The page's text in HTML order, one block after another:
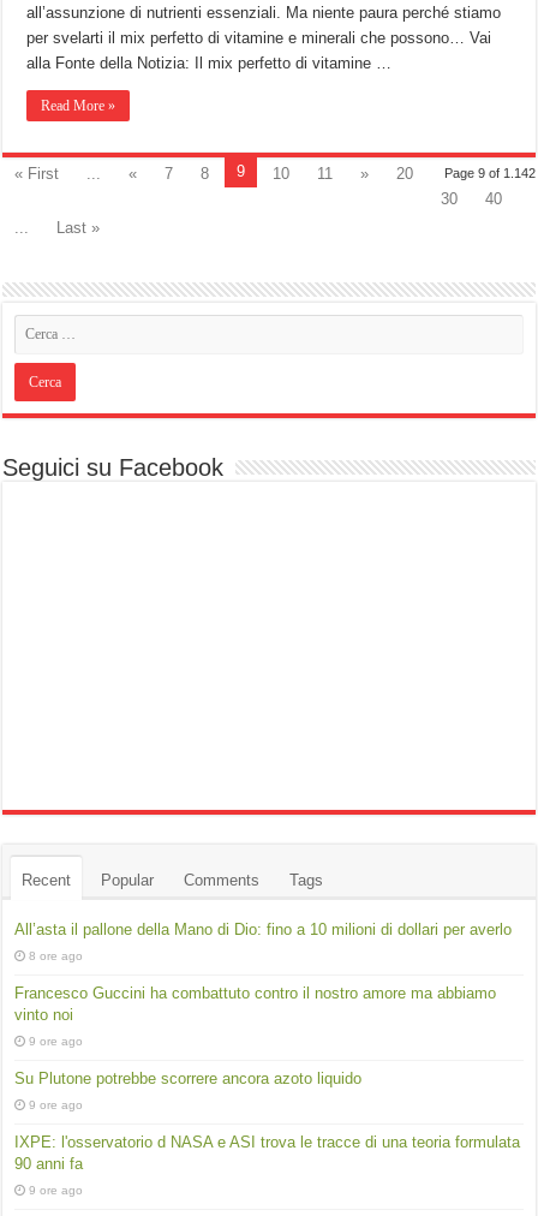
all’assunzione di nutrienti essenziali. Ma niente paura perché stiamo
per svelarti il mix perfetto di vitamine e minerali che possono… Vai
alla Fonte della Notizia: Il mix perfetto di vitamine …
Read More »
Page 9 of 1.142
« First « 7 8 9 10 11 »
20
30
40
Last »
Seguici su Facebook
Recent Popular Comments Tags
All’asta il pallone della Mano di Dio: fino a 10 milioni di dollari per averlo
8 ore ago
Francesco Guccini ha combattuto contro il nostro amore ma abbiamo
vinto noi
9 ore ago
Su Plutone potrebbe scorrere ancora azoto liquido
9 ore ago
IXPE: l'osservatorio d NASA e ASI trova le tracce di una teoria formulata
90 anni fa
9 ore ago